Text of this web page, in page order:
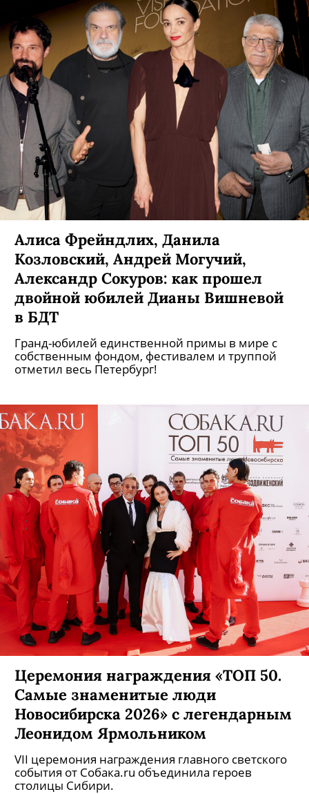
Алиса Фрейндлих, Данила
Козловский, Андрей Могучий,
Александр Сокуров: как прошел
двойной юбилей Дианы Вишневой
в БДТ
Гранд-юбилей единственной примы в мире с
собственным фондом, фестивалем и труппой
отметил весь Петербург!
Церемония награждения «ТОП 50.
Самые знаменитые люди
Новосибирска 2026» с легендарным
Леонидом Ярмольником
VII церемония награждения главного светского
события от Собака.ru объединила героев
столицы Сибири.